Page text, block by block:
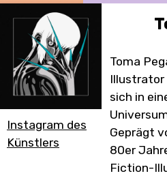
Instagram des
Künstlers
Toma
Illustrator
sich in
Geprägt
80er
Fiction-